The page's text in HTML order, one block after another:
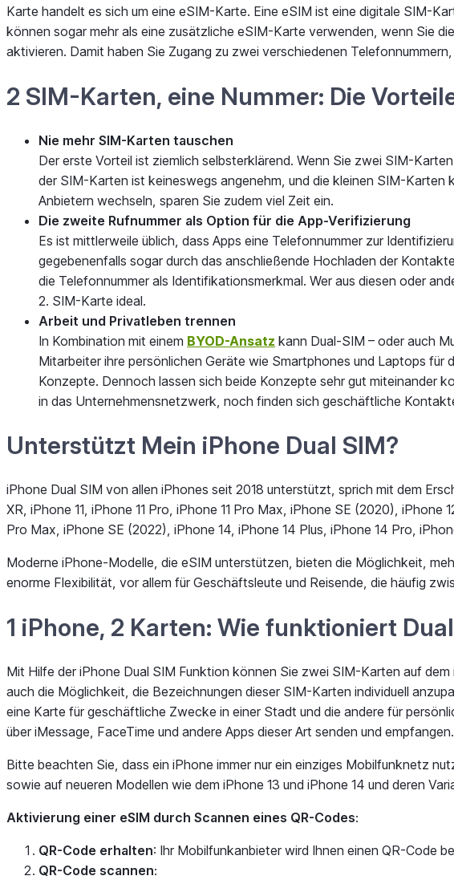
Karte handelt es sich um eine eSIM-Karte. Eine eSIM ist eine digitale SIM-
können sogar mehr als eine zusätzliche eSIM-Karte verwenden, wenn Sie
aktivieren. Damit haben Sie Zugang zu zwei verschiedenen
2 SIM-Karten, eine Nummer: Die
Nie mehr SIM-Karten tauschen
Der erste Vorteil ist ziemlich selbsterklärend. Wenn Sie zwei SIM-
der SIM-Karten ist keineswegs angenehm, und die kleinen SIM-
Anbietern wechseln, sparen Sie zudem viel Zeit ein.
Die zweite Rufnummer als Option für die App-Verifizierung
Es ist mittlerweile üblich, dass Apps eine Telefonnummer zur
gegebenenfalls sogar durch das anschließende Hochladen der
die Telefonnummer als Identifikationsmerkmal. Wer aus diesen oder
2. SIM-Karte ideal.
Arbeit und Privatleben trennen
In Kombination mit einem BYOD-Ansatz kann Dual-SIM – oder auch
Mitarbeiter ihre persönlichen Geräte wie Smartphones und Laptops für
Konzepte. Dennoch lassen sich beide Konzepte sehr gut miteinander
in das Unternehmensnetzwerk, noch finden sich geschäftliche
Unterstützt Mein iPhone Dual SIM?
iPhone Dual SIM von allen iPhones seit 2018 unterstützt, sprich mit dem
XR, iPhone 11, iPhone 11 Pro, iPhone 11 Pro Max, iPhone SE (2020),
Pro Max, iPhone SE (2022), iPhone 14, iPhone 14 Plus, iPhone 14 Pro,
Moderne iPhone-Modelle, die eSIM unterstützen, bieten die Möglichkeit,
enorme Flexibilität, vor allem für Geschäftsleute und Reisende, die häufig
1 iPhone, 2 Karten: Wie funktioniert
Mit Hilfe der iPhone Dual SIM Funktion können Sie zwei SIM-Karten auf
auch die Möglichkeit, die Bezeichnungen dieser SIM-Karten individuell
eine Karte für geschäftliche Zwecke in einer Stadt und die andere für
über iMessage, FaceTime und andere Apps dieser Art senden und empfangen.
Bitte beachten Sie, dass ein iPhone immer nur ein einziges Mobilfunknetz
sowie auf neueren Modellen wie dem iPhone 13 und iPhone 14 und deren
Aktivierung einer eSIM durch Scannen eines QR-Codes:
QR-Code erhalten: Ihr Mobilfunkanbieter wird Ihnen einen QR-Code
QR-Code scannen: